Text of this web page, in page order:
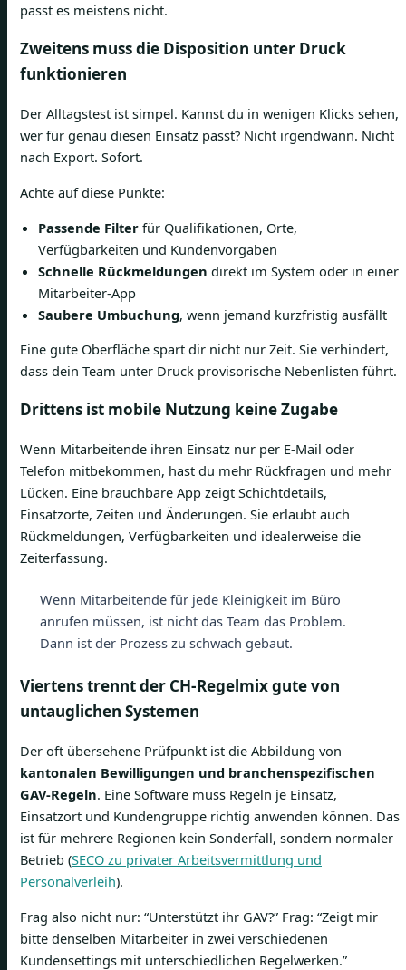
passt es meistens nicht.
Zweitens muss die Disposition unter Druck
funktionieren
Der Alltagstest ist simpel. Kannst du in wenigen Klicks sehen,
wer für genau diesen Einsatz passt? Nicht irgendwann. Nicht
nach Export. Sofort.
Achte auf diese Punkte:
Passende Filter für Qualifikationen, Orte,
Verfügbarkeiten und Kundenvorgaben
Schnelle Rückmeldungen direkt im System oder in einer
Mitarbeiter-App
Saubere Umbuchung, wenn jemand kurzfristig ausfällt
Eine gute Oberfläche spart dir nicht nur Zeit. Sie verhindert,
dass dein Team unter Druck provisorische Nebenlisten führt.
Drittens ist mobile Nutzung keine Zugabe
Wenn Mitarbeitende ihren Einsatz nur per E-Mail oder
Telefon mitbekommen, hast du mehr Rückfragen und mehr
Lücken. Eine brauchbare App zeigt Schichtdetails,
Einsatzorte, Zeiten und Änderungen. Sie erlaubt auch
Rückmeldungen, Verfügbarkeiten und idealerweise die
Zeiterfassung.
Wenn Mitarbeitende für jede Kleinigkeit im Büro
anrufen müssen, ist nicht das Team das Problem.
Dann ist der Prozess zu schwach gebaut.
Viertens trennt der CH-Regelmix gute von
untauglichen Systemen
Der oft übersehene Prüfpunkt ist die Abbildung von
kantonalen Bewilligungen und branchenspezifischen
GAV-Regeln. Eine Software muss Regeln je Einsatz,
Einsatzort und Kundengruppe richtig anwenden können. Das
ist für mehrere Regionen kein Sonderfall, sondern normaler
Betrieb (SECO zu privater Arbeitsvermittlung und
Personalverleih).
Frag also nicht nur: “Unterstützt ihr GAV?” Frag: “Zeigt mir
bitte denselben Mitarbeiter in zwei verschiedenen
Kundensettings mit unterschiedlichen Regelwerken.”